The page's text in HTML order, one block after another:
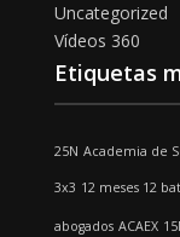
Uncategorized
Vídeos 360
Etiquetas
25N Academia de
3x3 12 meses 12
abogados ACAEX